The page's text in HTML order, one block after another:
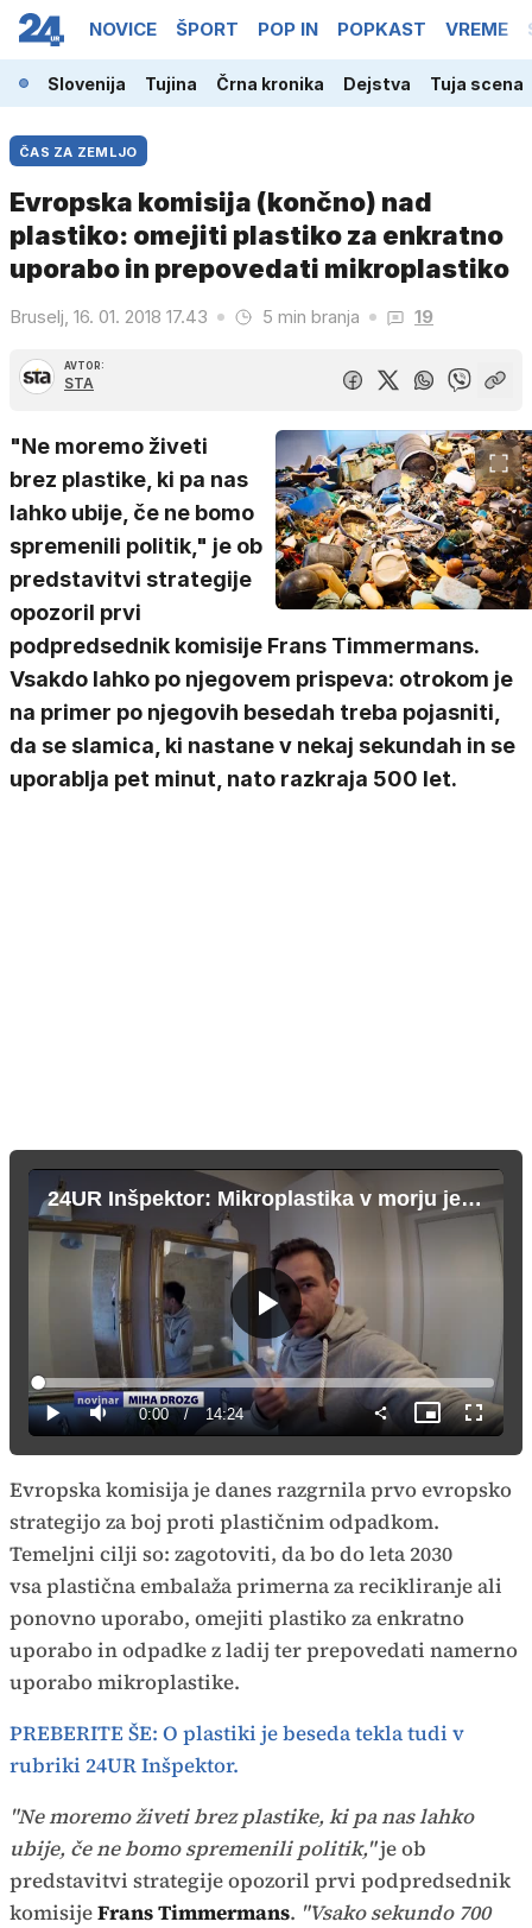
NOVICE ŠPORT POP IN POPKAST VREME
Slovenija Tujina Črna kronika Dejstva Tuja scena
ČAS ZA ZEMLJO
Evropska komisija (končno) nad
plastiko: omejiti plastiko za enkratno
uporabo in prepovedati mikroplastiko
Bruselj, 16. 01. 2018 17.43 5 min branja 19
AVTOR:
STA
"Ne moremo živeti
brez plastike, ki pa nas
lahko ubije, če ne bomo
spremenili politik," je ob
predstavitvi strategije
opozoril prvi
podpredsednik komisije Frans Timmermans.
Vsakdo lahko po njegovem prispeva: otrokom je
na primer po njegovih besedah treba pojasniti,
da se slamica, ki nastane v nekaj sekundah in se
uporablja pet minut, nato razkraja 500 let.
24UR Inšpektor: Mikroplastika v morju je velik problem
Predvajaj
Predvajaj
Tiho Current
Time
0:00 / Duration
14:24
Loaded:
1.15%
Slika
v
sliki
način
Evropska komisija je danes razgrnila prvo evropsko
strategijo za boj proti plastičnim odpadkom.
Temeljni cilji so: zagotoviti, da bo do leta 2030
vsa plastična embalaža primerna za recikliranje ali
ponovno uporabo, omejiti plastiko za enkratno
uporabo in odpadke z ladij ter prepovedati namerno
uporabo mikroplastike.
PREBERITE ŠE: O plastiki je beseda tekla tudi v
rubriki 24UR Inšpektor.
"Ne moremo živeti brez plastike, ki pa nas lahko
ubije, če ne bomo spremenili politik,"je ob
predstavitvi strategije opozoril prvi podpredsednik
komisijeFrans Timmermans. "Vsako sekundo 700